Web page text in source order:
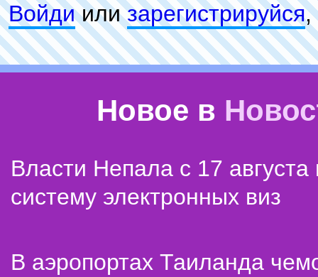
Войдиилизарeгиcтpируйся,
Новое в
Власти Непала с 17 августа
систему электронных виз
В аэропортах Таиланда